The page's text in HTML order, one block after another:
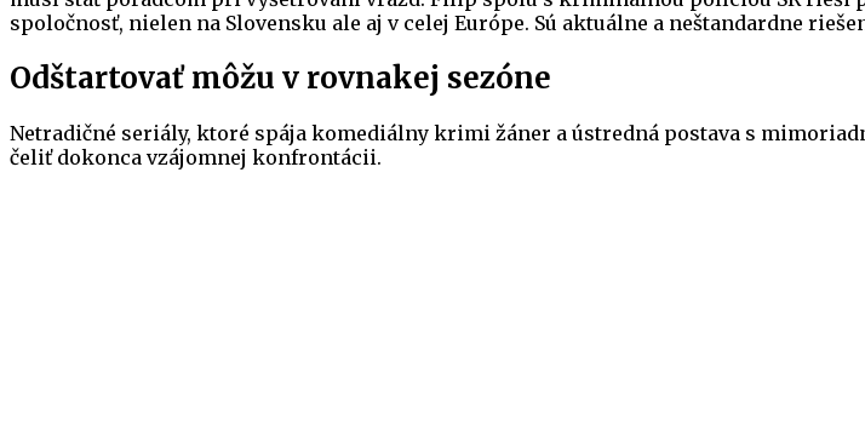
spoločnosť, nielen na Slovensku ale aj v celej Európe. Sú aktuálne a neštandardne
Odštartovať môžu v rovnakej sezóne
Netradičné seriály, ktoré spája komediálny krimi žáner a ústredná postava s
čeliť dokonca vzájomnej konfrontácii.